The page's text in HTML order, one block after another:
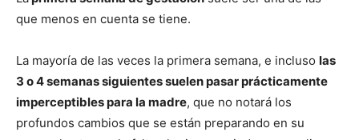
que menos en cuenta se tiene.
La mayoría de las veces la primera semana, e incluso las
3 o 4 semanas siguientes suelen pasar prácticamente
imperceptibles para la madre, que no notará los
profundos cambios que se están preparando en su